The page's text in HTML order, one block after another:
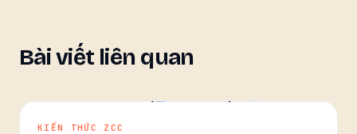
Bài viết liên quan
KIẾN THỨC ZCC